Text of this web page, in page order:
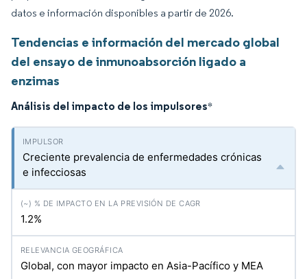
datos e información disponibles a partir de 2026.
Tendencias e información del mercado global
del ensayo de inmunoabsorción ligado a
enzimas
Análisis del impacto de los impulsores*
Creciente prevalencia de enfermedades crónicas
e infecciosas
1.2%
Global, con mayor impacto en Asia-Pacífico y MEA